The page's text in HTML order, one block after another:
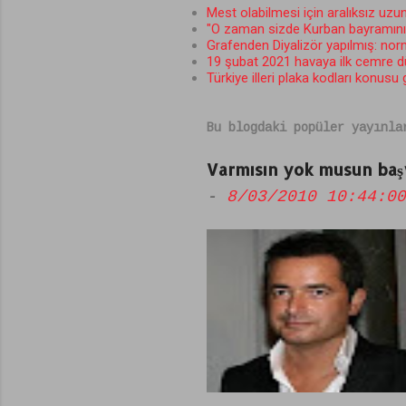
r
u
m
l
r
Mest olabilmesi için aralıksız
"O zaman sizde Kurban
Grafenden Diyalizör yapılmış:
19 şubat 2021 havaya ilk cemre
Türkiye illeri plaka kodları konusu
Bu blogdaki popüler
Varmısın yok musun
- 8/03/2010 10:44:00